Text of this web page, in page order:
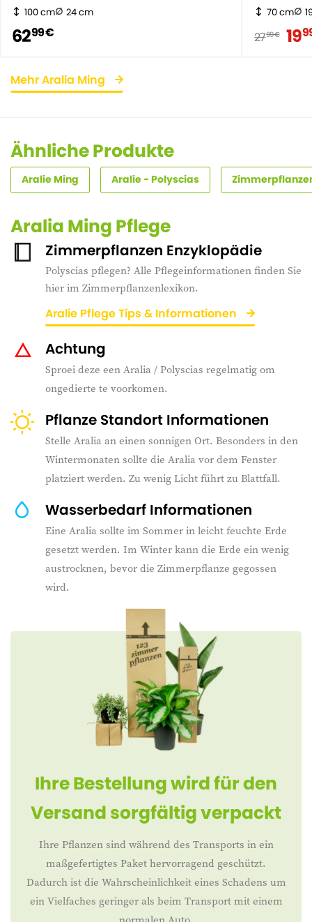
100 cm 24 cm
6299 €
70 cm
2799 € 19
Mehr Aralia Ming
Ähnliche Produkte
Aralie Ming Aralie - Polyscias
Aralia Ming Pflege
Zimmerpflanzen Enzyklopädie
Polyscias pflegen? Alle Pflegeinformationen finden Sie
hier im Zimmerpflanzenlexikon.
Aralie Pflege Tips & Informationen
Achtung
Sproei deze een Aralia / Polyscias regelmatig om
ongedierte te voorkomen.
Pflanze Standort Informationen
Stelle Aralia an einen sonnigen Ort. Besonders in den
Wintermonaten sollte die Aralia vor dem Fenster
platziert werden. Zu wenig Licht führt zu Blattfall.
Wasserbedarf Informationen
Eine Aralia sollte im Sommer in leicht feuchte Erde
gesetzt werden. Im Winter kann die Erde ein wenig
austrocknen, bevor die Zimmerpflanze gegossen
wird.
Ihre Bestellung wird für den
Versand sorgfältig verpackt
Ihre Pflanzen sind während des Transports in ein
maßgefertigtes Paket hervorragend geschützt.
Dadurch ist die Wahrscheinlichkeit eines Schadens um
ein Vielfaches geringer als beim Transport mit einem